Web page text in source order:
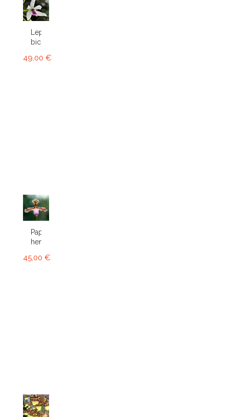
Leptotes
bicolor
49,00 €
Paphiopedilum
henryanum
45,00 €